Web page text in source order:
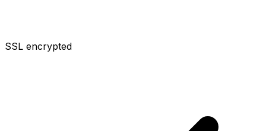
SSL encrypted